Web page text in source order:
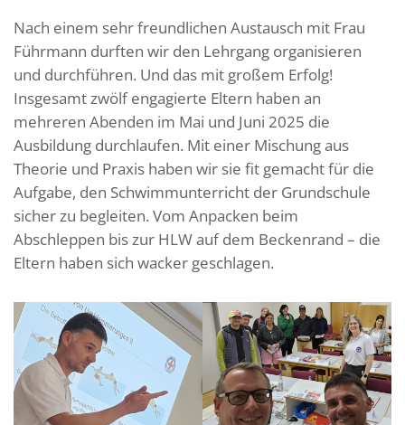
Nach einem sehr freundlichen Austausch mit Frau
Führmann durften wir den Lehrgang organisieren
und durchführen. Und das mit großem Erfolg!
Insgesamt zwölf engagierte Eltern haben an
mehreren Abenden im Mai und Juni 2025 die
Ausbildung durchlaufen. Mit einer Mischung aus
Theorie und Praxis haben wir sie fit gemacht für die
Aufgabe, den Schwimmunterricht der Grundschule
sicher zu begleiten. Vom Anpacken beim
Abschleppen bis zur HLW auf dem Beckenrand – die
Eltern haben sich wacker geschlagen.